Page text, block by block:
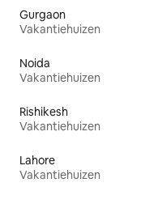
Gurgaon
Vakantiehuizen
Noida
Vakantiehuizen
Rishikesh
Vakantiehuizen
Lahore
Vakantiehuizen